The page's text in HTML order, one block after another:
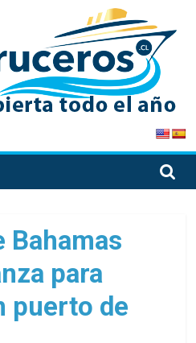
Bahamas
para
puerto de